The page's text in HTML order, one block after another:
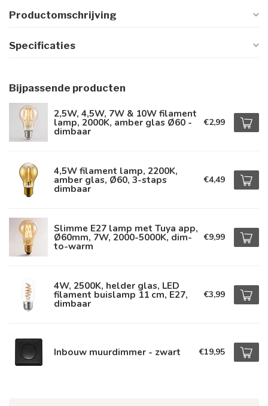
Productomschrijving
Specificaties
Bijpassende producten
2,5W, 4,5W, 7W & 10W filament
lamp, 2000K, amber glas Ø60 -
dimbaar
€2,99
4,5W filament lamp, 2200K,
amber glas, Ø60, 3-staps
dimbaar
€4,49
Slimme E27 lamp met Tuya app,
Ø60mm, 7W, 2000-5000K, dim-
to-warm
€9,99
4W, 2500K, helder glas, LED
filament buislamp 11 cm, E27,
dimbaar
€3,99
Inbouw muurdimmer - zwart €19,95